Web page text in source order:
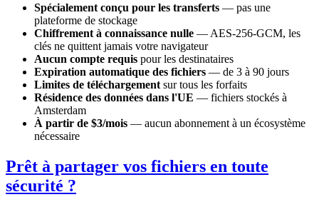
Spécialement conçu pour les transferts — pas une
plateforme de stockage
Chiffrement à connaissance nulle — AES-256-GCM, les
clés ne quittent jamais votre navigateur
Aucun compte requis pour les destinataires
Expiration automatique des fichiers — de 3 à 90 jours
Limites de téléchargement sur tous les forfaits
Résidence des données dans l'UE — fichiers stockés à
Amsterdam
À partir de $3/mois — aucun abonnement à un écosystème
nécessaire
Prêt à partager vos fichiers en toute
sécurité ?